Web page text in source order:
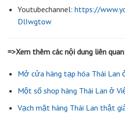
Youtubechannel: https://
DlIwgtow
=>Xem thêm các nội dung liên
Mở cửa hàng tạp hóa Thái Lan
Một số shop hàng Thái Lan ở
Vạch mặt hàng Thái Lan thật